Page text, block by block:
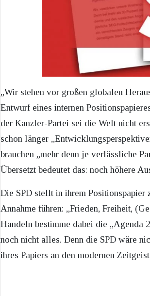
„Wir stehen vor großen globalen
Entwurf eines internen
der Kanzler-Partei sei die Welt nicht
schon länger
brauchen „mehr denn je verlässliche
Übersetzt bedeutet das: noch höhere
Die SPD stellt in ihrem Positionspapier
Annahme führen: „Frieden, Freiheit,
Handeln bestimme dabei die „Agenda
noch nicht alles. Denn die SPD wäre
ihres Papiers an den modernen